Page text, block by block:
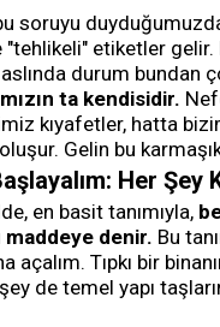
soruyu
"tehlikeli" etiketler
aslında durum bundan
ta kendisidir.
kıyafetler, hatta
Gelin bu
Her Şey
en basit tanımıyla,
denir. Bu
açalım. Tıpkı bir
de temel yapı